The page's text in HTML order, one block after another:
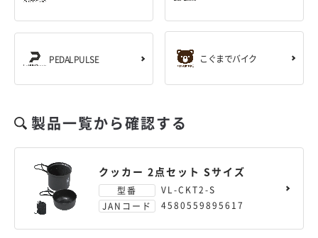
PEDALPULSE こぐまでバイク
製品一覧から確認する
クッカー 2点セット Sサイズ
型番
VL-CKT2-S
JANコード
4580559895617